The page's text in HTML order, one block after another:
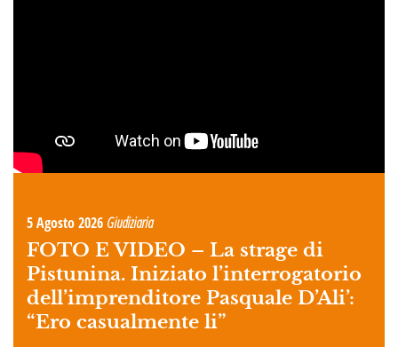
5 Agosto 2026 Giudiziaria
FOTO E VIDEO – La strage di
Pistunina. Iniziato l’interrogatorio
dell’imprenditore Pasquale D’Ali’:
“Ero casualmente li”